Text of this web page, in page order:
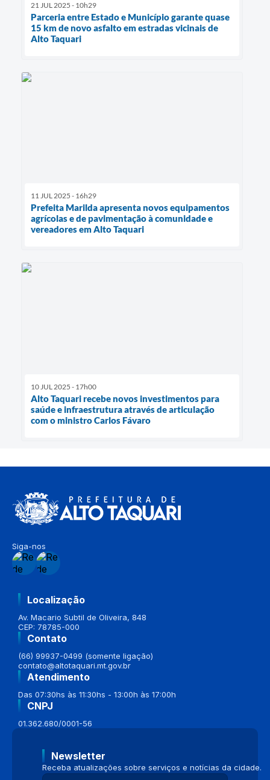
21 JUL 2025 - 10h29
Parceria entre Estado e Município garante quase
15 km de novo asfalto em estradas vicinais de
Alto Taquari
11 JUL 2025 - 16h29
Prefeita Marilda apresenta novos equipamentos
agrícolas e de pavimentação à comunidade e
vereadores em Alto Taquari
10 JUL 2025 - 17h00
Alto Taquari recebe novos investimentos para
saúde e infraestrutura através de articulação
com o ministro Carlos Fávaro
Siga-nos
Localização
Av. Macario Subtil de Oliveira, 848
CEP: 78785-000
Contato
(66) 99937-0499 (somente ligação)
contato@altotaquari.mt.gov.br
Atendimento
Das 07:30hs às 11:30hs - 13:00h às 17:00h
CNPJ
01.362.680/0001-56
Newsletter
Receba atualizações sobre serviços e notícias da cidade.